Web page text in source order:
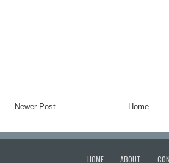
Newer Post Home
HOME ABOUT